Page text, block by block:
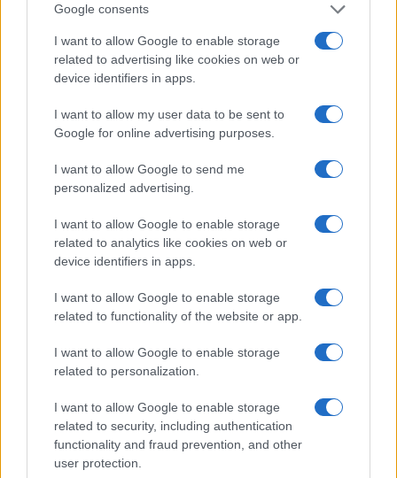
Google consents
I want to allow Google to enable storage
related to advertising like cookies on web or
device identifiers in apps.
I want to allow my user data to be sent to
Google for online advertising purposes.
I want to allow Google to send me
personalized advertising.
I want to allow Google to enable storage
related to analytics like cookies on web or
device identifiers in apps.
I want to allow Google to enable storage
related to functionality of the website or app.
I want to allow Google to enable storage
related to personalization.
I want to allow Google to enable storage
related to security, including authentication
functionality and fraud prevention, and other
user protection.
o
o
k
r st
p
p
NOTIZIE RECENTI
Le previsioni meteo per il weekend a Olbia e in
Gallura
Michelle Hunziker in Gallura, bella anche dal
vivo: un amico vip svela come fa
Calangianus, dopo le polemiche il centro
accoglienza minori chiude
Olbia, divieto di sosta contro spaccio e degrado:
esplode la protesta
Pausa caffè impeccabile: come scegliere la
soluzione ideale per la casa e l’ufficio